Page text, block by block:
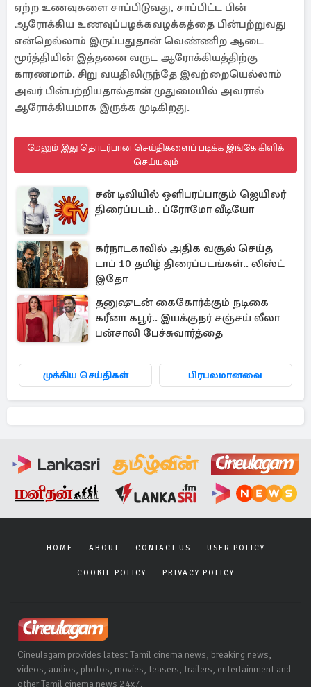
ஏற்ற உணவுகளை சாப்பிடுவது, சாப்பிட்ட பின்
ஆரோக்கிய உணவுப்பழக்கவழக்கத்தை பின்பற்றுவது
என்றெல்லாம் இருப்பதுதான் வெண்ணிற ஆடை
மூர்த்தியின் இத்தனை வருட ஆரோக்கியத்திற்கு
காரணமாம். சிறு வயதிலிருந்தே இவற்றையெல்லாம்
அவர் பின்பற்றியதால்தான் முதுமையில் அவரால்
ஆரோக்கியமாக இருக்க முடிகிறது.
மேலும் இது தொடர்பான செய்திகளைப் படிக்க இங்கே கிளிக்
செய்யவும்
சன் டிவியில் ஒளிபரப்பாகும் ஜெயிலர்
திரைப்படம்.. ப்ரோமோ வீடியோ
கர்நாடகாவில் அதிக வசூல் செய்த
டாப் 10 தமிழ் திரைப்படங்கள்.. லிஸ்ட்
இதோ
தனுஷுடன் கைகோர்க்கும் நடிகை
கரீனா கபூர்.. இயக்குநர் சஞ்சய் லீலா
பன்சாலி பேச்சுவார்த்தை
முக்கிய செய்திகள் பிரபலமானவை
HOME ABOUT CONTACT US USER POLICY
COOKIE POLICY PRIVACY POLICY
Cineulagam provides latest Tamil cinema news, breaking news,
videos, audios, photos, movies, teasers, trailers, entertainment and
other Tamil cinema news 24x7.